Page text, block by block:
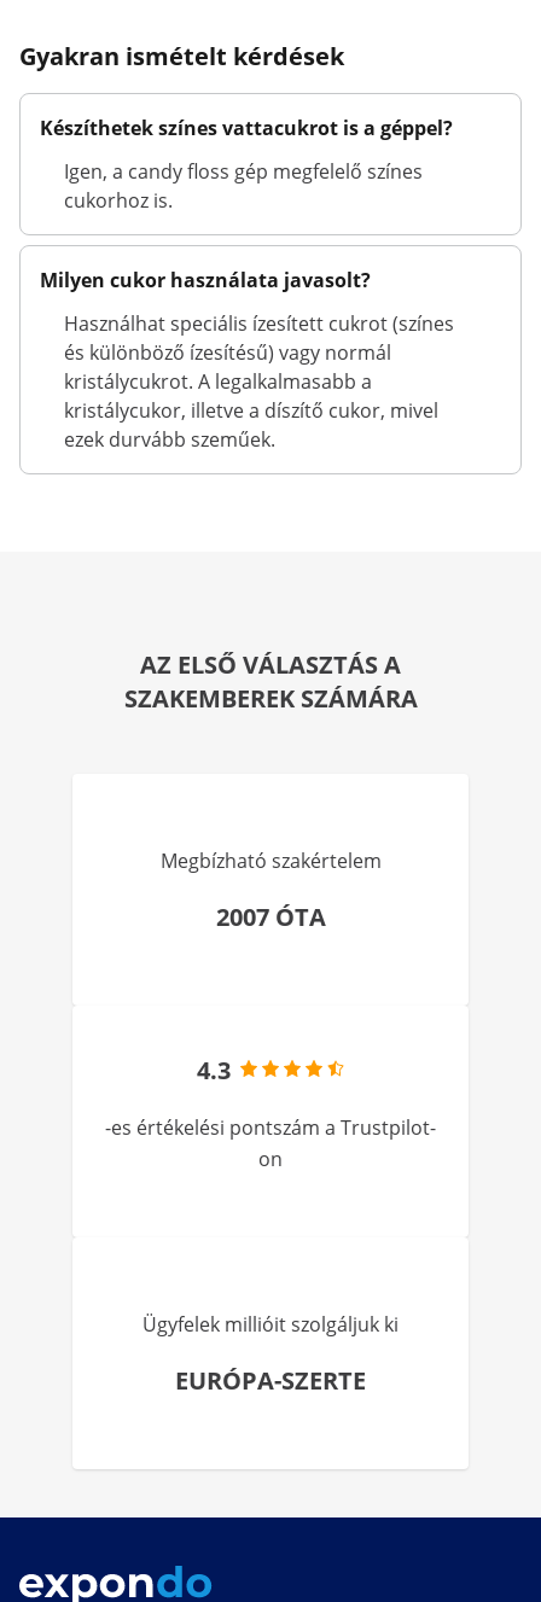
Gyakran ismételt kérdések
Készíthetek színes vattacukrot is a géppel?
Igen, a candy floss gép megfelelő színes
cukorhoz is.
Milyen cukor használata javasolt?
Használhat speciális ízesített cukrot (színes
és különböző ízesítésű) vagy normál
kristálycukrot. A legalkalmasabb a
kristálycukor, illetve a díszítő cukor, mivel
ezek durvább szeműek.
AZ ELSŐ VÁLASZTÁS A
SZAKEMBEREK SZÁMÁRA
Megbízható szakértelem
2007 ÓTA
4.3
-es értékelési pontszám a Trustpilot-
on
Ügyfelek millióit szolgáljuk ki
EURÓPA-SZERTE